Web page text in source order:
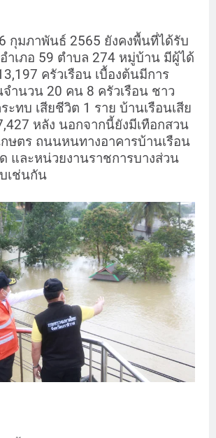
กุมภาพันธ์ 2565 ยังคงพื้นที่ได้รับ
ำเภอ 59 ตำบล 274 หมู่บ้าน มีผู้ได้
ครัวเรือน เบื้องต้นมีการ
ำนวน 20 คน 8 ครัวเรือน ชาว
ะทบ เสียชีวิต 1 ราย บ้านเรือนเสีย
หลัง นอกจากนี้ยังมีเทือกสวน
กษตร ถนนหนทางอาคารบ้านเรือน
และหน่วยงานราชการบางส่วน
เช่นกัน